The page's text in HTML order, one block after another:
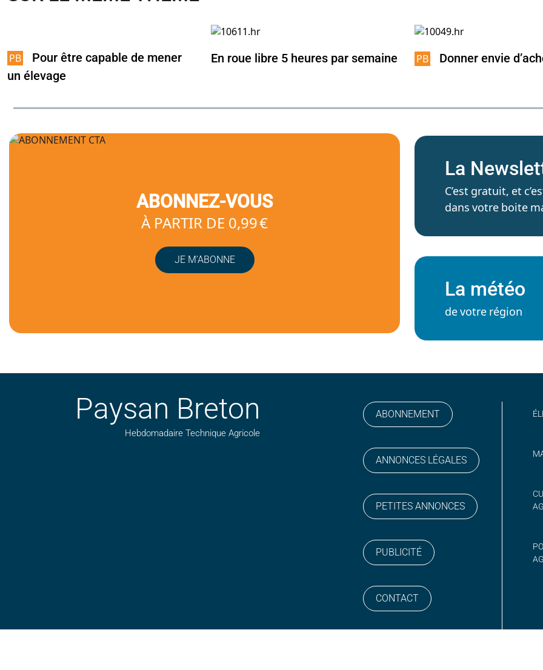
Pour être capable de mener
un élevage
En roue libre 5 heures par semaine Donner envie
ABONNEZ-VOUS
À PARTIR DE 0,99 €
JE M’ABONNE
La
C’est gratuit, et
dans votre boite
La météo
de votre région
Paysan Breton
Hebdomadaire Technique Agricole
ABONNEMENT
ANNONCES LÉGALES
PETITES ANNONCES
PUBLICITÉ
CONTACT